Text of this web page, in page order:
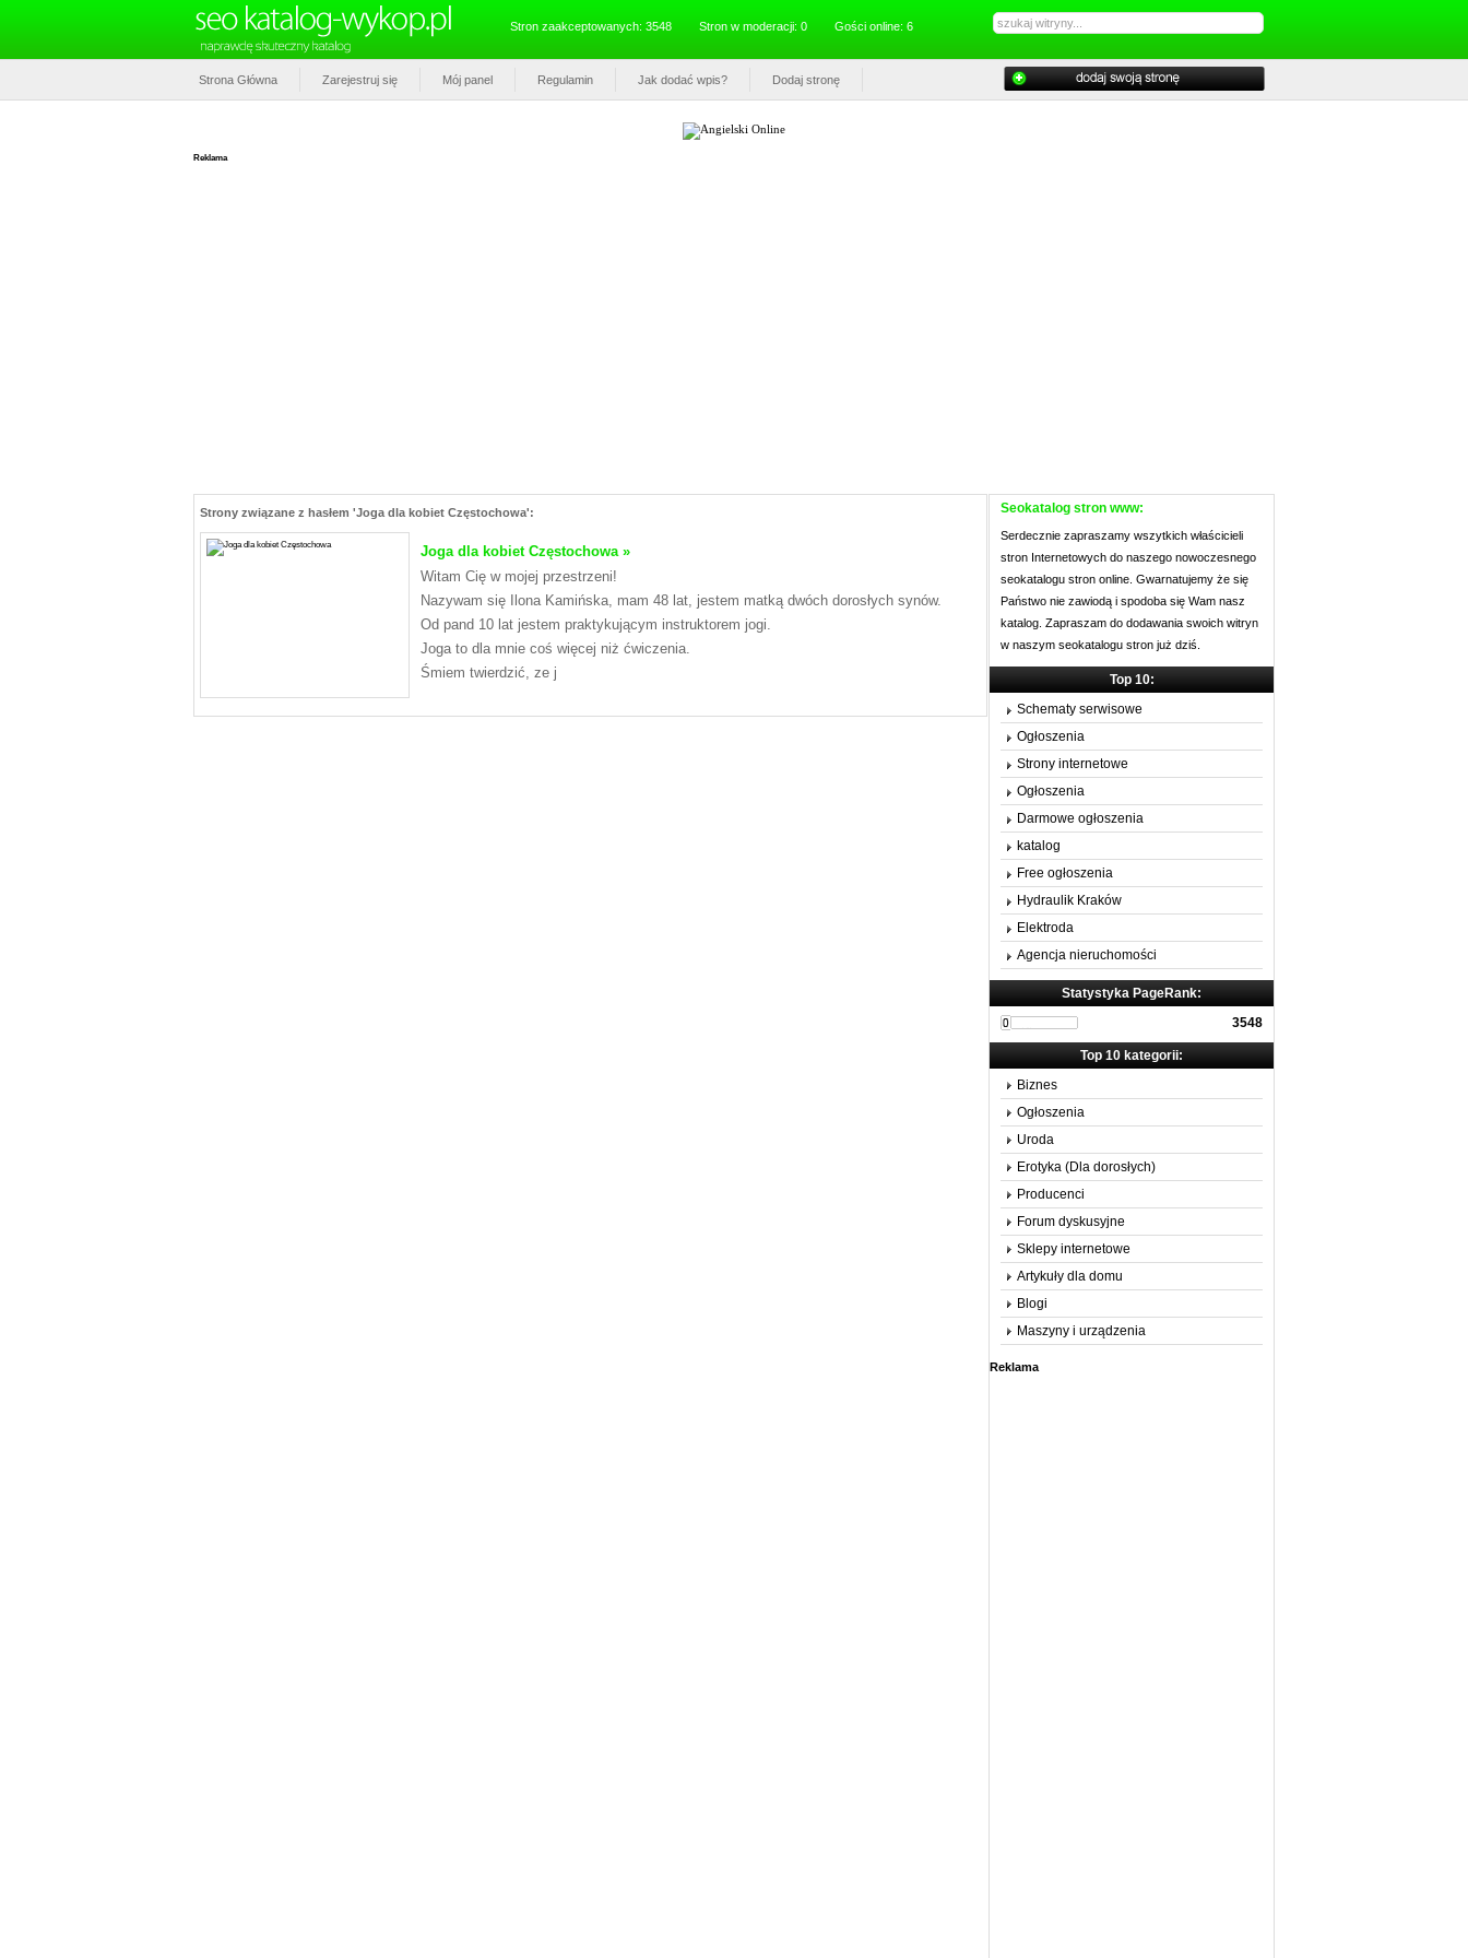
Stron zaakceptowanych: 3548 Stron w moderacji: 0 Gości online: 6
Strona Główna Zarejestruj się Mój panel Regulamin Jak dodać wpis? Dodaj stronę
Reklama
Seokatalog stron www:
Serdecznie zapraszamy wszytkich właścicieli
stron Internetowych do naszego nowoczesnego
seokatalogu stron online. Gwarnatujemy że się
Państwo nie zawiodą i spodoba się Wam nasz
katalog. Zapraszam do dodawania swoich witryn
w naszym seokatalogu stron już dziś.
Top 10:
Schematy serwisowe
Ogłoszenia
Strony internetowe
Ogłoszenia
Darmowe ogłoszenia
katalog
Free ogłoszenia
Hydraulik Kraków
Elektroda
Agencja nieruchomości
Statystyka PageRank:
3548
Top 10 kategorii:
Biznes
Ogłoszenia
Uroda
Erotyka (Dla dorosłych)
Producenci
Forum dyskusyjne
Sklepy internetowe
Artykuły dla domu
Blogi
Maszyny i urządzenia
Reklama
Strony związane z hasłem 'Joga dla kobiet Częstochowa':
Joga dla kobiet Częstochowa »
Witam Cię w mojej przestrzeni!
Nazywam się Ilona Kamińska, mam 48 lat, jestem matką dwóch dorosłych synów.
Od pand 10 lat jestem praktykującym instruktorem jogi.
Joga to dla mnie coś więcej niż ćwiczenia.
Śmiem twierdzić, ze j